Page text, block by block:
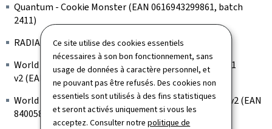
Ce site utilise des cookies essentiels
nécessaires à son bon fonctionnement, sans
usage de données à caractère personnel, et
ne pouvant pas être refusés. Des cookies non
essentiels sont utilisés à des fins statistiques
et seront activés uniquement si vous les
acceptez. Consulter notrepolitique de
Quantum - Cookie Monster(EAN 0616943299861, batch
2411)
RADIANT - Evolved Lyon Blue(Batch 01)
World Famous Limitless Tattoo Ink - Medium purple 1
v2(EAN 840058828818, batch 242006R)
World Famous Limitless Tattoo Ink - Medium Blue 1 v2(EAN
840058828689, batch 240107R)